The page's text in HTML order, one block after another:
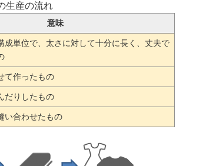
生産の流れ
意味
成単位で、太さに対して十分に長く、丈夫で
て作ったもの
だりしたもの
い合わせたもの